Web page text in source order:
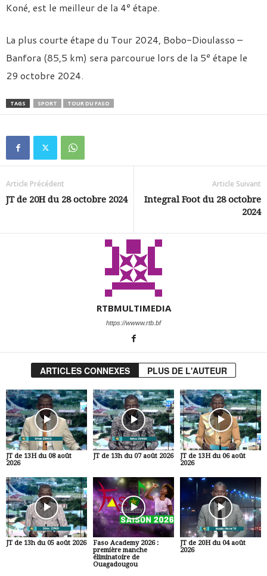
Koné, est le meilleur de la 4e étape.
La plus courte étape du Tour 2024, Bobo-Dioulasso –
Banfora (85,5 km) sera parcourue lors de la 5e étape le
29 octobre 2024.
TAGS SPORT TOUR DU FASO
Article Précédent
JT de 20H du 28 octobre 2024
Article Suivant
Integral Foot du 28 octobre
2024
RTBMULTIMEDIA
https://wwww.rtb.bf
ARTICLES CONNEXES PLUS DE L'AUTEUR
JT de 13H du 08 août
2026
JT de 13h du 07 août 2026
JT de 13H du 06 août
2026
JT de 13h du 05 août 2026
Faso Academy 2026 :
première manche
éliminatoire de
Ouagadougou
JT de 20H du 04 août
2026